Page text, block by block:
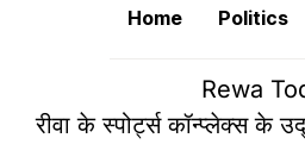
Home Politics
Rewa
रीवा के स्पोर्ट्स कॉन्प्लेक्स के